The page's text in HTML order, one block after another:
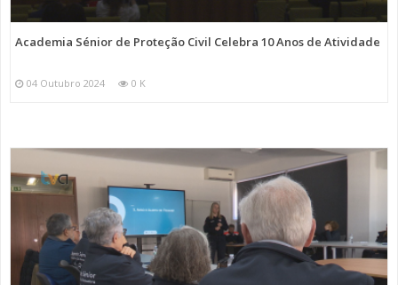
Academia Sénior de Proteção Civil Celebra 10 Anos de Atividade
04 Outubro 2024 0 K